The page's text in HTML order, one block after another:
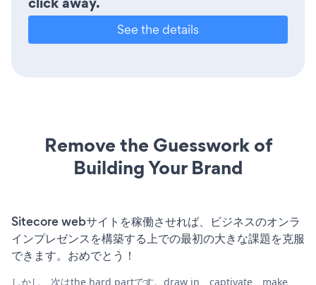
See the details
Remove the Guesswork of
Building Your Brand
Sitecore webサイトを稼働させれば、ビジネスのオンラ
インプレゼンスを構築する上での最初の大きな課題を克服
できます。おめでとう！
しかし、次はthe hard partです。draw in、captivate、make、